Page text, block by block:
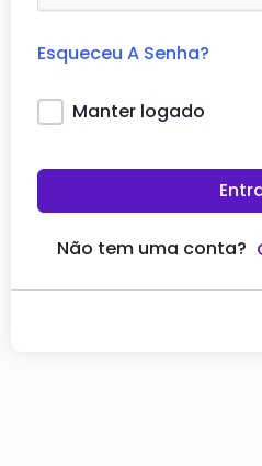
Esqueceu A Senha?
Manter logado
Não tem uma conta?